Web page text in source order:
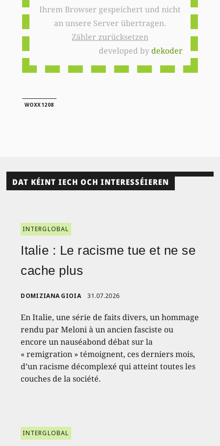
Ihrem Browser gespeichert und nicht
an unsere Server übertragen.
Zähler zurücksetzen
developed bydekoder
WOXX1208
DAT KÉINT IECH OCH INTERESSÉIEREN
INTERGLOBAL
Italie : Le racisme tue et ne se
cache plus
DOMIZIANA GIOIA 31.07.2026
En Italie, une série de faits divers, un hommage
rendu par Meloni à un ancien fasciste ou
encore un nauséabond débat sur la
« remigration » témoignent, ces derniers mois,
d’un racisme décomplexé qui atteint toutes les
couches de la société.
INTERGLOBAL